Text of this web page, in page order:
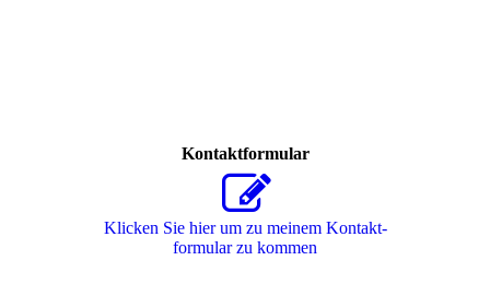
Kontaktformular
Klicken Sie hier um zu meinem Kon­takt­
for­mu­lar zu kommen